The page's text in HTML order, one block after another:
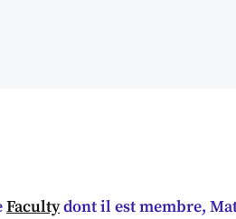
Facultydont il est membre,